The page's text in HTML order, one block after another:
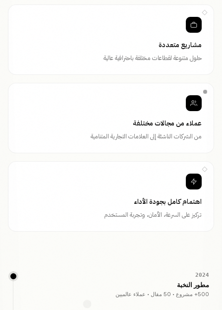
مشاريع متعددة
حلول متنوعة لقطاعات مختلفة باحترافية عالية
عملاء من مجالات مختلفة
من الشركات الناشئة إلى العلامات التجارية المتنامية
اهتمام كامل بجودة الأداء
تركيز على السرعة، الأمان، وتجربة المستخدم
2024
مطور النخبة
500+ مشروع • 50 مقال • عملاء عالميين